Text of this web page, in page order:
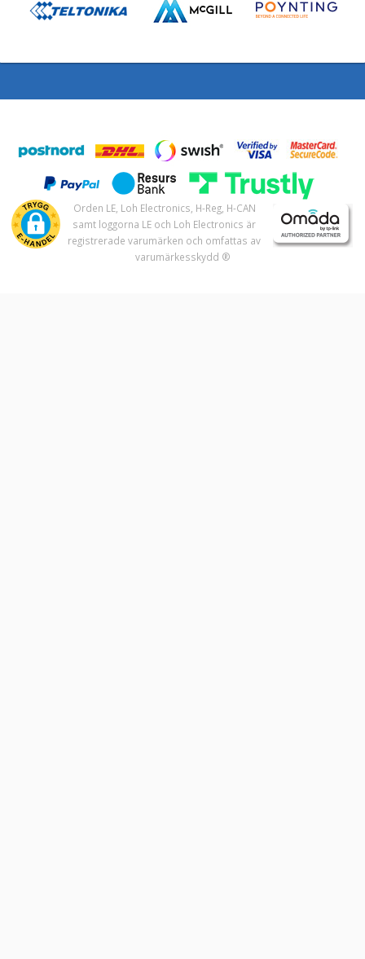
Orden LE, Loh Electronics, H-Reg, H-CAN
samt loggorna LE och Loh Electronics är
registrerade varumärken och omfattas av
varumärkesskydd ®